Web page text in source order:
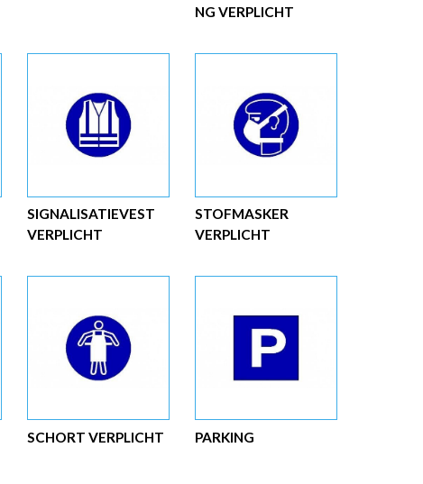
NG VERPLICHT
SIGNALISATIEVEST
VERPLICHT
STOFMASKER
VERPLICHT
SCHORT VERPLICHT PARKING